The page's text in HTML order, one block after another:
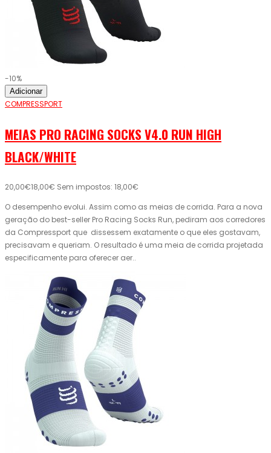
-10%
Adicionar
COMPRESSPORT
MEIAS PRO RACING SOCKS V4.0 RUN HIGH
BLACK/WHITE
20,00€18,00€ Sem impostos: 18,00€
O desempenho evolui. Assim como as meias de corrida. Para a nova
geração do best-seller Pro Racing Socks Run, pediram aos corredores
da Compressport que dissessem exatamente o que eles gostavam,
precisavam e queriam. O resultado é uma meia de corrida projetada
especificamente para oferecer aer..